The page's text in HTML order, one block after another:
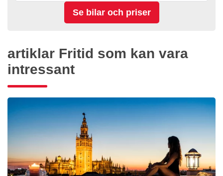
artiklar Fritid som kan vara
intressant